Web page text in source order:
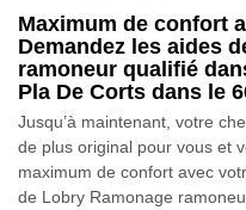
Maximum de confort
Demandez les aides
ramoneur qualifié
Pla De Corts dans le
Jusqu’à maintenant, votre
de plus original pour vous et
maximum de confort avec
de Lobry Ramonage